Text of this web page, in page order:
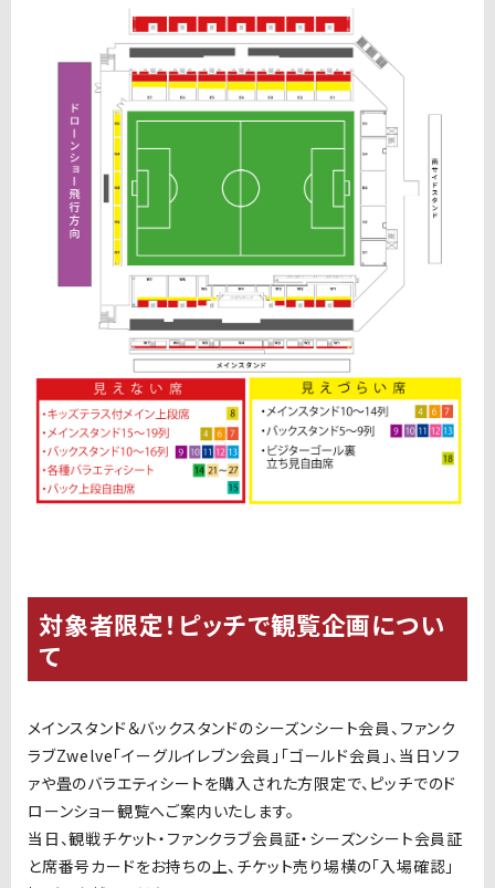
対象者限定！ピッチで観覧企画につい
て
メインスタンド＆バックスタンドのシーズンシート会員、ファンク
ラブZwelve「イーグルイレブン会員」「ゴールド会員」、当日ソフ
ァや畳のバラエティシートを購入された方限定で、ピッチでのド
ローンショー観覧へご案内いたします。
当日、観戦チケット・ファンクラブ会員証・シーズンシート会員証
と席番号カードをお持ちの上、チケット売り場横の「入場確認」